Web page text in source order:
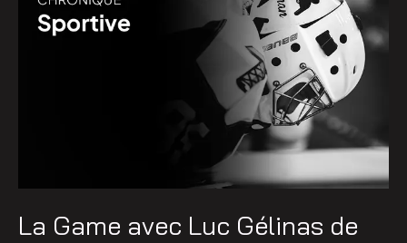
La Game avec Luc Gélinas de